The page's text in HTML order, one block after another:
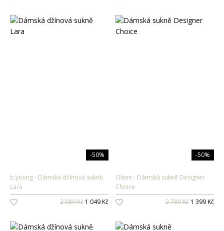
-50%
b.young
Dámská džínová sukně
Lara
2 089 Kč 1 049 Kč
-50%
Olsen
Dámská sukně Designer
Choice
2 789 Kč 1 399 Kč